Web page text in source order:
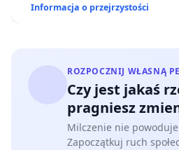
Informacja o przejrzystości
ROZPOCZNIJ WŁASNĄ
Czy jest jakaś
pragniesz
Milczenie nie
Zapoczątkuj ruch